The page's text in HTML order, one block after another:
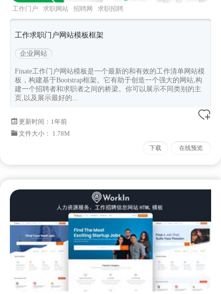
工作门户 求职网站 招聘网
求职招聘
bootstrap5
工作求职门户网站模板框架
企业网站
Finate工作门户网站模板是一个最新的和有效的工作清单网站模
板，构建基于Bootstrap框架。它有助于创造一个强大的网站,构
建一个招聘者和求职者之间的桥梁。你可以展示不同类别的主
页,以及展示最好的...
更新时间： 1年前
文件大小： 1.78M
下载 在线预览